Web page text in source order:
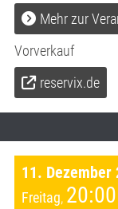
Mehr zur
Vorverkauf
reservix.de
11. Dezember
Freitag, 20:00